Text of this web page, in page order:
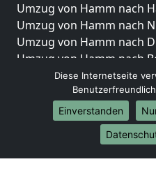
Umzug von Hamm nach
Umzug von Hamm nach
Umzug von Hamm nach
Umzug von Hamm nach
Umzug von Hamm nach
Umzug von Hamm nach
Umzug von Hamm nach
Umzug von Hamm nach
Diese Internetseite
Einverstanden